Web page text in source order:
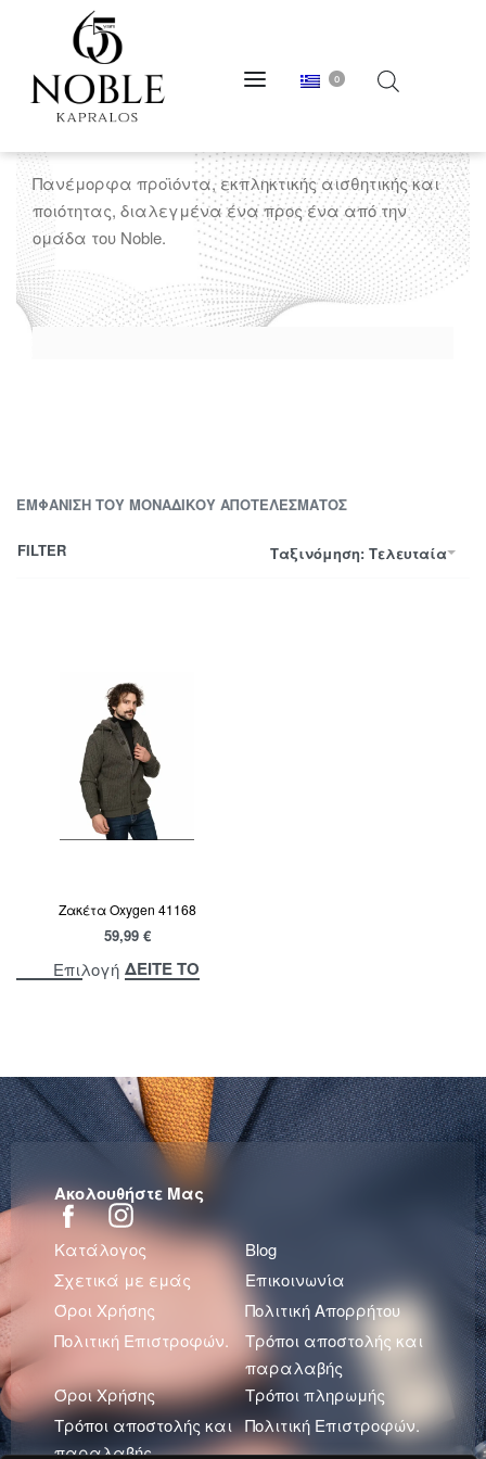
0
Πλεκτές Ζακέτες
Πανέμορφα προϊόντα, εκπληκτικής αισθητικής και
ποιότητας, διαλεγμένα ένα προς ένα από την
ομάδα του Noble.
ΕΜΦΆΝΙΣΗ ΤΟΥ ΜΟΝΑΔΙΚΟΎ ΑΠΟΤΕΛΈΣΜΑΤΟΣ
Ταξινόμηση: Τελευταία
FILTER
Ζακέτα Oxygen 41168
59,99 €
Επιλογή ΔΕΙΤΕ ΤΟ
Ακολουθήστε Μας
Κατάλογος
Blog
Σχετικά με εμάς
Επικοινωνία
Όροι Χρήσης
Πολιτική Απορρήτου
Πολιτική Επιστροφών.
Τρόποι αποστολής και
παραλαβής
Όροι Χρήσης
Τρόποι πληρωμής
Τρόποι αποστολής και
παραλαβής
Πολιτική Επιστροφών.